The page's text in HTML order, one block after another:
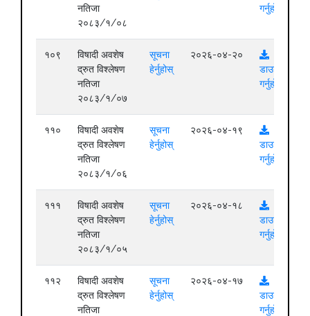
नतिजा
२०८३/१/०८
गर्नुहोस्
१०९
विषादी अवशेष
द्रुत विश्लेषण
नतिजा
२०८३/१/०७
सूचना
हेर्नुहोस्
२०२६-०४-२०
डाउनलोड
गर्नुहोस्
११०
विषादी अवशेष
द्रुत विश्लेषण
नतिजा
२०८३/१/०६
सूचना
हेर्नुहोस्
२०२६-०४-१९
डाउनलोड
गर्नुहोस्
१११
विषादी अवशेष
द्रुत विश्लेषण
नतिजा
२०८३/१/०५
सूचना
हेर्नुहोस्
२०२६-०४-१८
डाउनलोड
गर्नुहोस्
११२
विषादी अवशेष
द्रुत विश्लेषण
नतिजा
सूचना
हेर्नुहोस्
२०२६-०४-१७
डाउनलोड
गर्नुहोस्